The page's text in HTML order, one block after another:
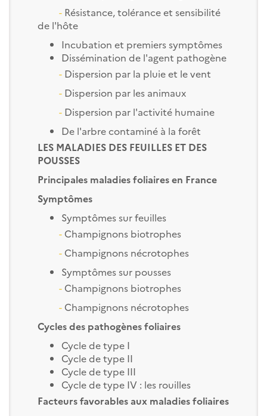
-Résistance, tolérance et sensibilité
de l'hôte
Incubation et premiers symptômes
Dissémination de l'agent pathogène
- Dispersion par la pluie et le vent
-Dispersion par les animaux
-Dispersion par l'activité humaine
De l'arbre contaminé à la forêt
LES MALADIES DES FEUILLES ET DES
POUSSES
Principales maladies foliaires en France
Symptômes
Symptômes sur feuilles
-Champignons biotrophes
-Champignons nécrotophes
Symptômes sur pousses
- Champignons biotrophes
-Champignons nécrotophes
Cycles des pathogènes foliaires
Cycle de type I
Cycle de type II
Cycle de type III
Cycle de type IV : les rouilles
Facteurs favorables aux maladies foliaires